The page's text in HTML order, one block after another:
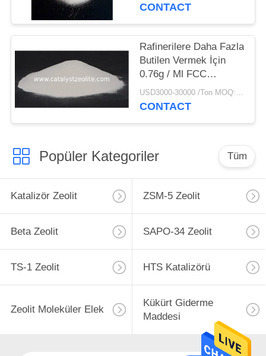
CONTACT
Rafinerilere Daha Fazla
Butilen Vermek İçin
0.76g / Ml FCC
Katalizörü
USD3000-30000 /Ton MOQ:1 kg
CONTACT
Popüler Kategoriler Tüm
Katalizör Zeolit ZSM-5 Zeolit
Beta Zeolit SAPO-34 Zeolit
TS-1 Zeolit HTS Katalizörü
Zeolit ​​Moleküler Elek
Kükürt Giderme
Maddesi